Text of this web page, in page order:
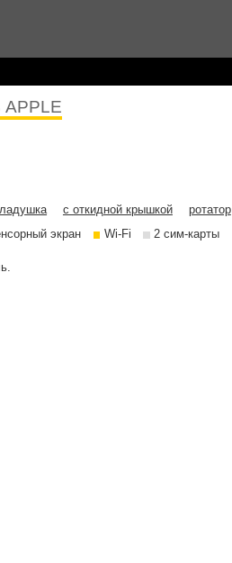
с откидной крышкой ротатор
экран Wi-Fi 2 сим-карты